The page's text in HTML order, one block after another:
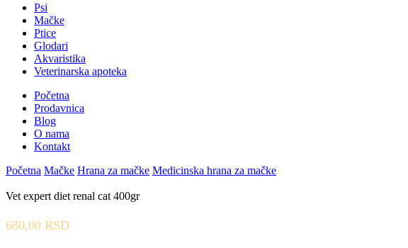
Psi
Mačke
Ptice
Glodari
Akvaristika
Veterinarska apoteka
Početna
Prodavnica
Blog
O nama
Kontakt
Početna Mačke Hrana za mačke Medicinska hrana za mačke
Vet expert diet renal cat 400gr
680,00 RSD